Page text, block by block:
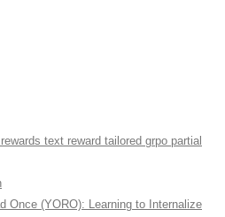
text reward tailored grpo partial
Once (YORO): Learning to Internalize